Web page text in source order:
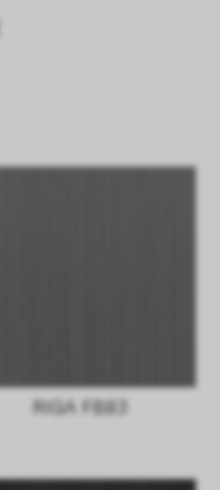
RIGA FB83